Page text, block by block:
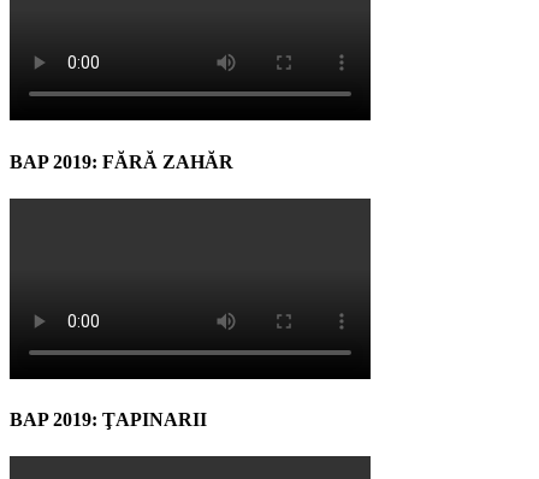
BAP 2019: FĂRĂ ZAHĂR
BAP 2019: ŢAPINARII